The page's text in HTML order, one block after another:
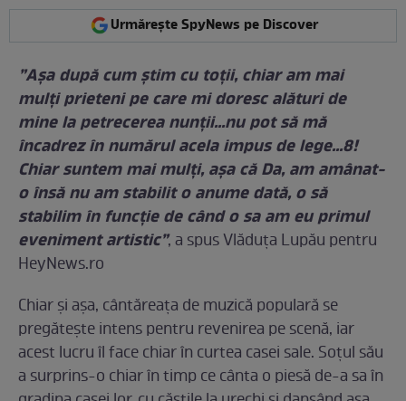
Urmărește SpyNews pe Discover
”Așa după cum știm cu toții, chiar am mai
mulți prieteni pe care mi doresc alături de
mine la petrecerea nunții...nu pot să mă
încadrez în numărul acela impus de lege...8!
Chiar suntem mai mulți, așa că Da, am amânat-
o însă nu am stabilit o anume dată, o să
stabilim în funcție de când o sa am eu primul
eveniment artistic”, a spus Vlăduța Lupău pentru
HeyNews.ro
Chiar și așa, cântăreața de muzică populară se
pregătește intens pentru revenirea pe scenă, iar
acest lucru îl face chiar în curtea casei sale. Soțul său
a surprins-o chiar în timp ce cânta o piesă de-a sa în